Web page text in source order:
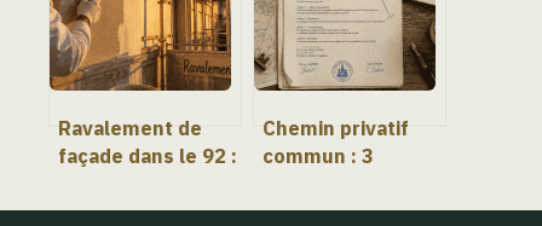
Ravalement de
façade dans le 92 :
obligatoires pour
Chemin privatif
commun : 3
majeurs et